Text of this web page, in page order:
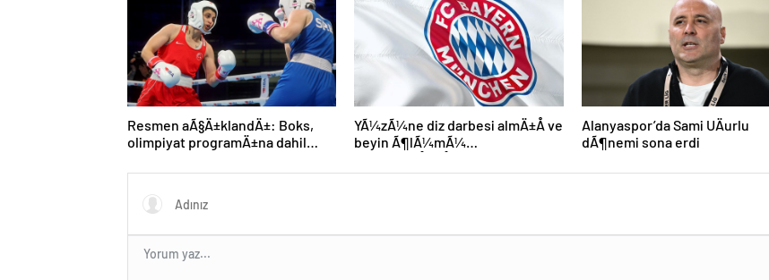
Resmen aÃ§Ä±klandÄ±: Boks,
olimpiyat programÄ±na dahil
YÃ¼zÃ¼ne diz darbesi almÄ±Å ve
beyin Ã¶lÃ¼mÃ¼
MÃ¼nih DÃ¼nya KarmasÄ±’nÄ±n
Alanyaspor’da Sami UÄurlu
dÃ¶nemi sona erdi